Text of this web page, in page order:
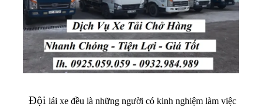
Đội lái xe đều là những người có kinh nghiệm làm việc